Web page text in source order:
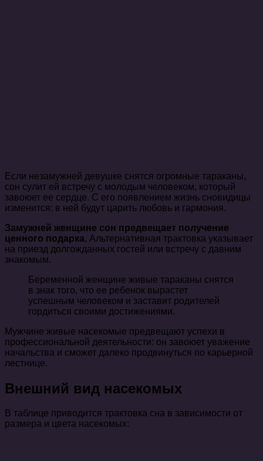
Если незамужней девушке снятся огромные тараканы,
сон сулит ей встречу с молодым человеком, который
завоюет ее сердце. С его появлением жизнь сновидицы
изменится: в ней будут царить любовь и гармония.
Замужней женщине сон предвещает получение
ценного подарка. Альтернативная трактовка указывает
на приезд долгожданных гостей или встречу с давним
знакомым.
Беременной женщине живые тараканы снятся
в знак того, что ее ребенок вырастет
успешным человеком и заставит родителей
гордиться своими достижениями.
Мужчине живые насекомые предвещают успехи в
профессиональной деятельности: он завоюет уважение
начальства и сможет далеко продвинуться по карьерной
лестнице.
Внешний вид насекомых
В таблице приводится трактовка сна в зависимости от
размера и цвета насекомых: